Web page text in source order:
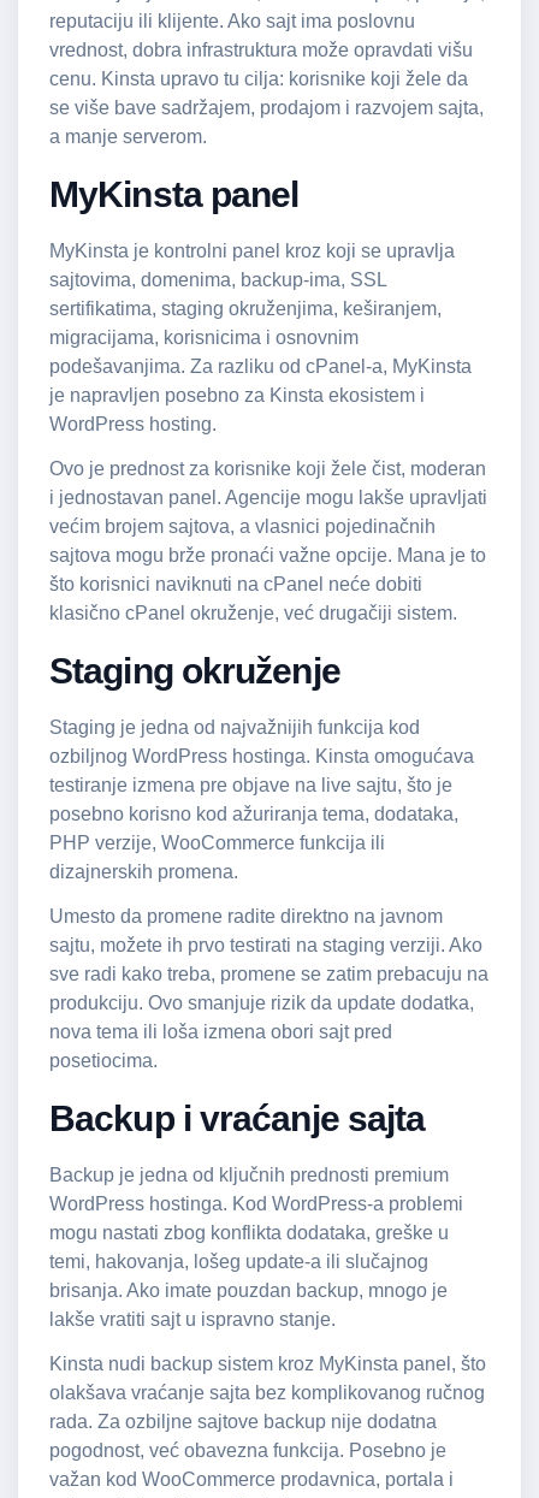
reputaciju ili klijente. Ako sajt ima poslovnu
vrednost, dobra infrastruktura može opravdati višu
cenu. Kinsta upravo tu cilja: korisnike koji žele da
se više bave sadržajem, prodajom i razvojem sajta,
a manje serverom.
MyKinsta panel
MyKinsta je kontrolni panel kroz koji se upravlja
sajtovima, domenima, backup-ima, SSL
sertifikatima, staging okruženjima, keširanjem,
migracijama, korisnicima i osnovnim
podešavanjima. Za razliku od cPanel-a, MyKinsta
je napravljen posebno za Kinsta ekosistem i
WordPress hosting.
Ovo je prednost za korisnike koji žele čist, moderan
i jednostavan panel. Agencije mogu lakše upravljati
većim brojem sajtova, a vlasnici pojedinačnih
sajtova mogu brže pronaći važne opcije. Mana je to
što korisnici naviknuti na cPanel neće dobiti
klasično cPanel okruženje, već drugačiji sistem.
Staging okruženje
Staging je jedna od najvažnijih funkcija kod
ozbiljnog WordPress hostinga. Kinsta omogućava
testiranje izmena pre objave na live sajtu, što je
posebno korisno kod ažuriranja tema, dodataka,
PHP verzije, WooCommerce funkcija ili
dizajnerskih promena.
Umesto da promene radite direktno na javnom
sajtu, možete ih prvo testirati na staging verziji. Ako
sve radi kako treba, promene se zatim prebacuju na
produkciju. Ovo smanjuje rizik da update dodatka,
nova tema ili loša izmena obori sajt pred
posetiocima.
Backup i vraćanje sajta
Backup je jedna od ključnih prednosti premium
WordPress hostinga. Kod WordPress-a problemi
mogu nastati zbog konflikta dodataka, greške u
temi, hakovanja, lošeg update-a ili slučajnog
brisanja. Ako imate pouzdan backup, mnogo je
lakše vratiti sajt u ispravno stanje.
Kinsta nudi backup sistem kroz MyKinsta panel, što
olakšava vraćanje sajta bez komplikovanog ručnog
rada. Za ozbiljne sajtove backup nije dodatna
pogodnost, već obavezna funkcija. Posebno je
važan kod WooCommerce prodavnica, portala i